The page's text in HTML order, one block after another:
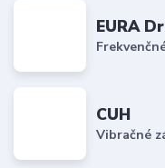
EURA
CUH
Vibračné